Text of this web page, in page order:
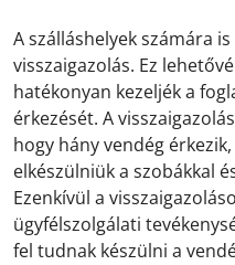
A szálláshelyek számára
visszaigazolás. Ez
hatékonyan kezeljék a
érkezését. A
hogy hány vendég
elkészülniük a szobákkal
Ezenkívül a
ügyfélszolgálati
fel tudnak készülni a